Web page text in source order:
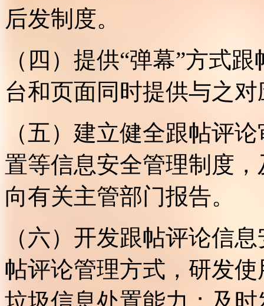
后发制度。
（四）提供“弹幕”方式
台和页面同时提供与之
（五）建立健全跟帖评
置等信息安全管理制度
向有关主管部门报告。
（六）开发跟帖评论信
帖评论管理方式，研发
垃圾信息处置能力；及